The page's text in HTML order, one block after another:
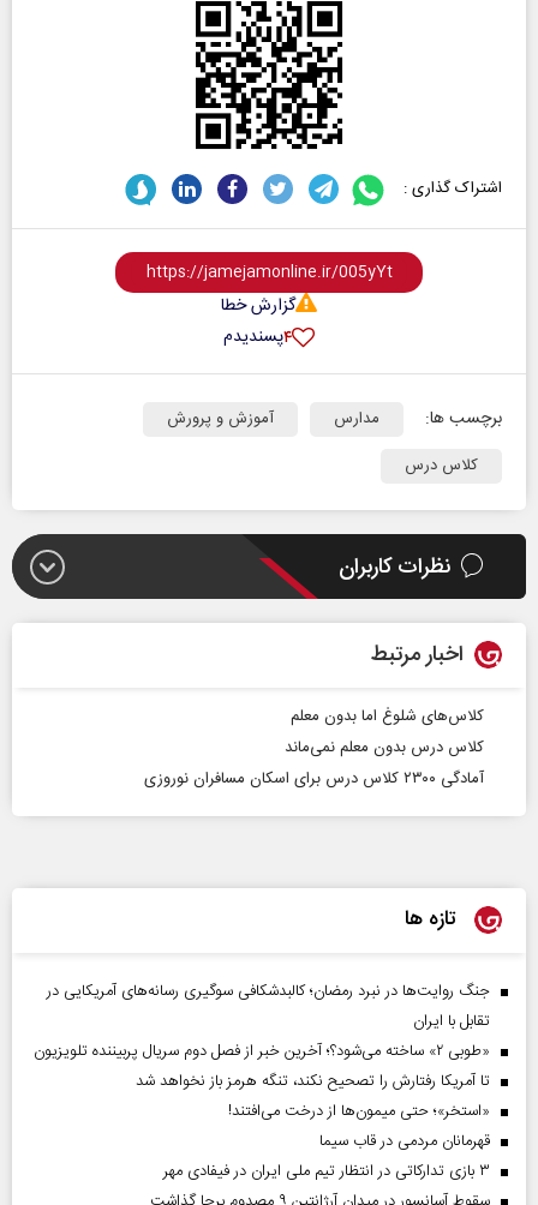
اشتراک گذاری :
گزارش خطا
پسندیدم۴
برچسب ها: مدارس
آموزش و پرورش
کلاس درس
نظرات کاربران
اخبار مرتبط
کلاس‌های شلوغ اما بدون معلم
کلاس درس بدون معلم نمی‌ماند
آمادگی ۲۳۰۰ کلاس درس برای اسکان مسافران نوروزی
تازه ها
جنگ روایت‌ها در نبرد رمضان؛ کالبدشکافی سوگیری رسانه‌های آمریکایی در
تقابل با ایران
«طوبی ۲» ساخته می‌شود؟؛ آخرین خبر از فصل دوم سریال پربیننده تلویزیون
تا آمریکا رفتارش را تصحیح نکند، تنگه هرمز باز نخواهد شد
«استخر»‌‌؛ حتی میمون‌ها از درخت می‌افتند!
قهرمانان مردمی در قاب سیما
۳ بازی تدارکاتی در انتظار تیم ملی ایران در فیفادی مهر